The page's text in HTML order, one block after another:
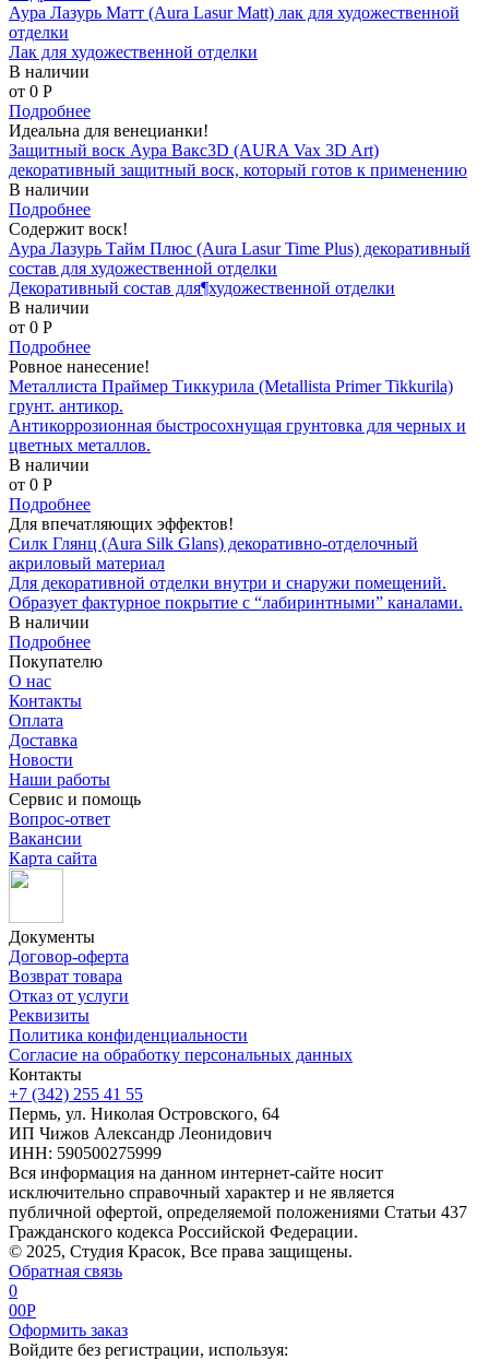
Аура Лазурь Матт (Aura Lasur Matt) лак для художественной
отделки
Лак для художественной отделки
В наличии
от 0 P
Подробнее
Идеальна для венецианки!
Защитный воск Аура Вакс3D (AURA Vax 3D Art)
декоративный защитный воск, который готов к применению
В наличии
Подробнее
Содержит воск!
Аура Лазурь Тайм Плюс (Aura Lasur Time Plus) декоративный
состав для художественной отделки
Декоративный состав для¶художественной отделки
В наличии
от 0 P
Подробнее
Ровное нанесение!
Металлиста Праймер Тиккурила (Metallista Primer Tikkurila)
грунт. антикор.
Антикоррозионная быстросохнущая грунтовка для черных и
цветных металлов.
В наличии
от 0 P
Подробнее
Для впечатляющих эффектов!
Силк Глянц (Aura Silk Glans) декоративно-отделочный
акриловый материал
Для декоративной отделки внутри и снаружи помещений.
Образует фактурное покрытие с “лабиринтными” каналами.
В наличии
Подробнее
Покупателю
О нас
Контакты
Оплата
Доставка
Новости
Наши работы
Сервис и помощь
Вопрос-ответ
Вакансии
Карта сайта
Документы
Договор-оферта
Возврат товара
Отказ от услуги
Реквизиты
Политика конфиденциальности
Согласие на обработку персональных данных
Контакты
+7 (342) 255 41 55
Пермь, ул. Николая Островского, 64
ИП Чижов Александр Леонидович
ИНН: 590500275999
Вся информация на данном интернет-сайте носит
исключительно справочный характер и не является
публичной офертой, определяемой положениями Статьи 437
Гражданского кодекса Российской Федерации.
© 2025, Студия Красок, Все права защищены.
Обратная связь
0
00P
Оформить заказ
Войдите без регистрации, используя: